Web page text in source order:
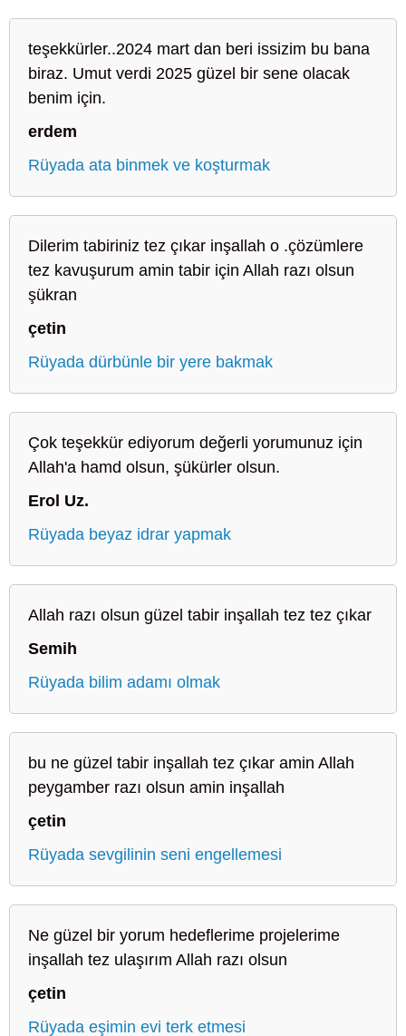
teşekkürler..2024 mart dan beri issizim bu bana
biraz. Umut verdi 2025 güzel bir sene olacak
benim için.
erdem
Rüyada ata binmek ve koşturmak
Dilerim tabiriniz tez çıkar inşallah o .çözümlere
tez kavuşurum amin tabir için Allah razı olsun
şükran
çetin
Rüyada dürbünle bir yere bakmak
Çok teşekkür ediyorum değerli yorumunuz için
Allah'a hamd olsun, şükürler olsun.
Erol Uz.
Rüyada beyaz idrar yapmak
Allah razı olsun güzel tabir inşallah tez tez çıkar
Semih
Rüyada bilim adamı olmak
bu ne güzel tabir inşallah tez çıkar amin Allah
peygamber razı olsun amin inşallah
çetin
Rüyada sevgilinin seni engellemesi
Ne güzel bir yorum hedeflerime projelerime
inşallah tez ulaşırım Allah razı olsun
çetin
Rüyada eşimin evi terk etmesi